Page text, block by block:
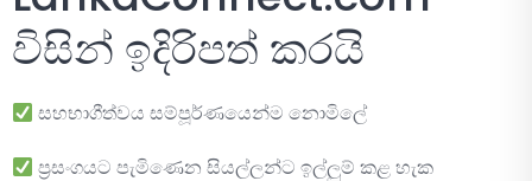
විසින් ඉදිරිපත් කරයි
සහභාගීත්වය සම්පූර්ණයෙන්ම නොමිලේ
ප්‍රසංගයට පැමිණෙන සියල්ලන්ට ඉල්ලුම් කළ හැක